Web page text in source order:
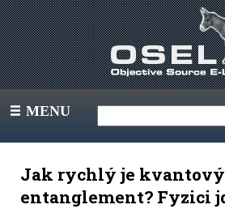
III MENU
Jak rychlý je kvantový
entanglement? Fyzici